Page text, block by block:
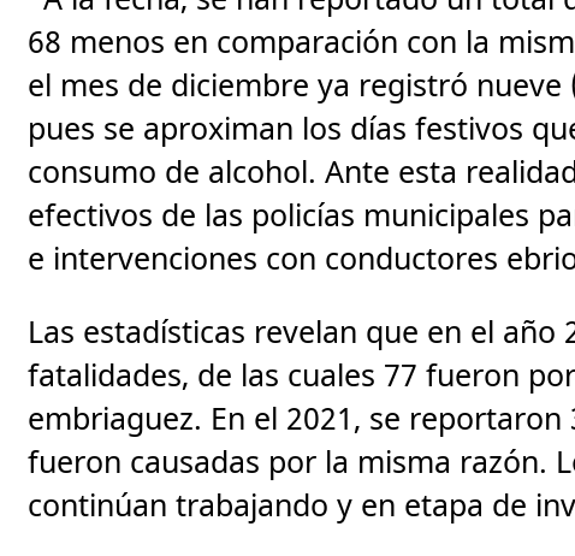
68 menos en comparación con la
el mes de diciembre ya registró
pues se aproximan los días festivos
consumo de alcohol. Ante esta
efectivos de las policías municipales
e intervenciones con conductores
Las estadísticas revelan que en el
fatalidades, de las cuales 77 fueron
embriaguez. En el 2021, se
fueron causadas por la misma razón.
continúan trabajando y en etapa de